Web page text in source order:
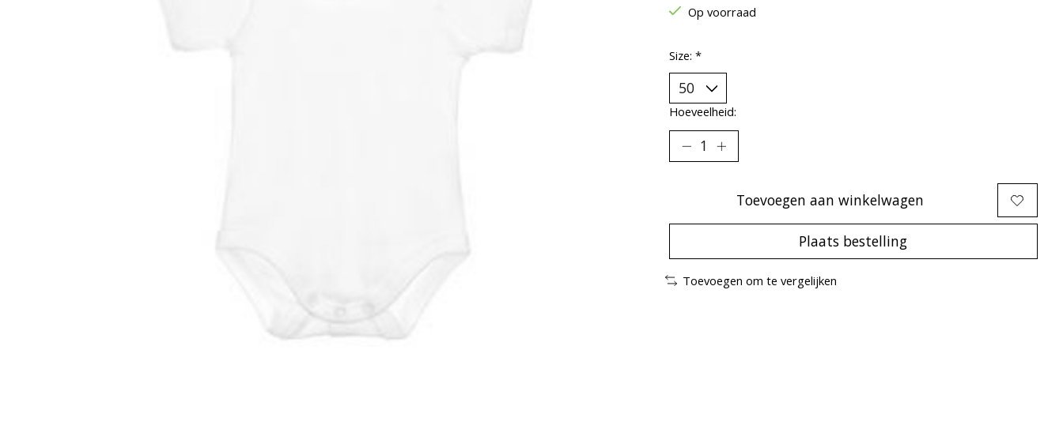
Op voorraad
Size: *
Hoeveelheid:
Toevoegen aan winkelwagen
Plaats bestelling
Toevoegen om te vergelijken